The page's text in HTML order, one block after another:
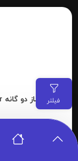
فیلتر
آشکار ساز دو گانه pir با سیم مدل DS-PDP18-HM